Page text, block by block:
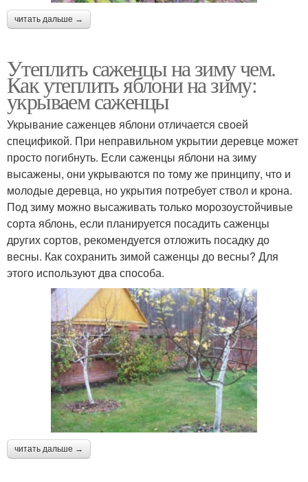
читать дальше →
Утеплить саженцы на зиму чем.
Как утеплить яблони на зиму:
укрываем саженцы
Укрывание саженцев яблони отличается своей
спецификой. При неправильном укрытии деревце может
просто погибнуть. Если саженцы яблони на зиму
высажены, они укрываются по тому же принципу, что и
молодые деревца, но укрытия потребует ствол и крона.
Под зиму можно высаживать только морозоустойчивые
сорта яблонь, если планируется посадить саженцы
других сортов, рекомендуется отложить посадку до
весны. Как сохранить зимой саженцы до весны? Для
этого используют два способа.
читать дальше →